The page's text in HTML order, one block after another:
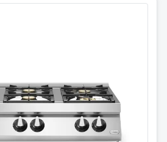
Gass koketopp